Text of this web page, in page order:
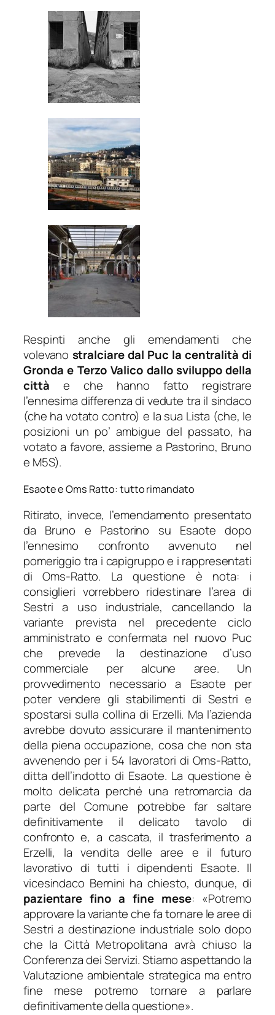
Respinti anche gli emendamenti che
volevano stralciare dal Puc la centralità di
Gronda e Terzo Valico dallo sviluppo della
città e che hanno fatto registrare
l’ennesima differenza di vedute tra il sindaco
(che ha votato contro) e la sua Lista (che, le
posizioni un po’ ambigue del passato, ha
votato a favore, assieme a Pastorino, Bruno
e M5S).
Esaote e Oms Ratto: tutto rimandato
Ritirato, invece, l’emendamento presentato
da Bruno e Pastorino su Esaote dopo
l’ennesimo confronto avvenuto nel
pomeriggio tra i capigruppo e i rappresentati
di Oms-Ratto. La questione è nota: i
consiglieri vorrebbero ridestinare l’area di
Sestri a uso industriale, cancellando la
variante prevista nel precedente ciclo
amministrato e confermata nel nuovo Puc
che prevede la destinazione d’uso
commerciale per alcune aree. Un
provvedimento necessario a Esaote per
poter vendere gli stabilimenti di Sestri e
spostarsi sulla collina di Erzelli. Ma l’azienda
avrebbe dovuto assicurare il mantenimento
della piena occupazione, cosa che non sta
avvenendo per i 54 lavoratori di Oms-Ratto,
ditta dell’indotto di Esaote. La questione è
molto delicata perché una retromarcia da
parte del Comune potrebbe far saltare
definitivamente il delicato tavolo di
confronto e, a cascata, il trasferimento a
Erzelli, la vendita delle aree e il futuro
lavorativo di tutti i dipendenti Esaote. Il
vicesindaco Bernini ha chiesto, dunque, di
pazientare fino a fine mese: «Potremo
approvare la variante che fa tornare le aree di
Sestri a destinazione industriale solo dopo
che la Città Metropolitana avrà chiuso la
Conferenza dei Servizi. Stiamo aspettando la
Valutazione ambientale strategica ma entro
fine mese potremo tornare a parlare
definitivamente della questione».